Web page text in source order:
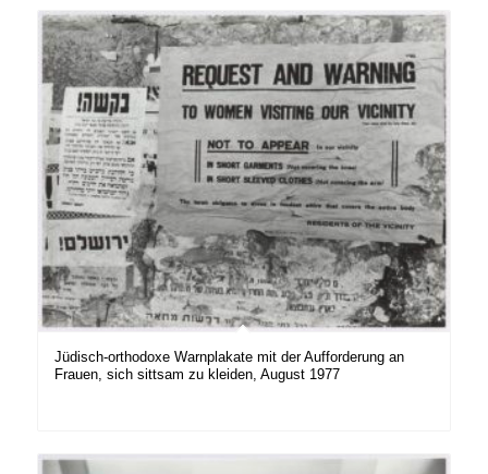
Jüdisch-orthodoxe Warnplakate mit der Aufforderung an
Frauen, sich sittsam zu kleiden, August 1977